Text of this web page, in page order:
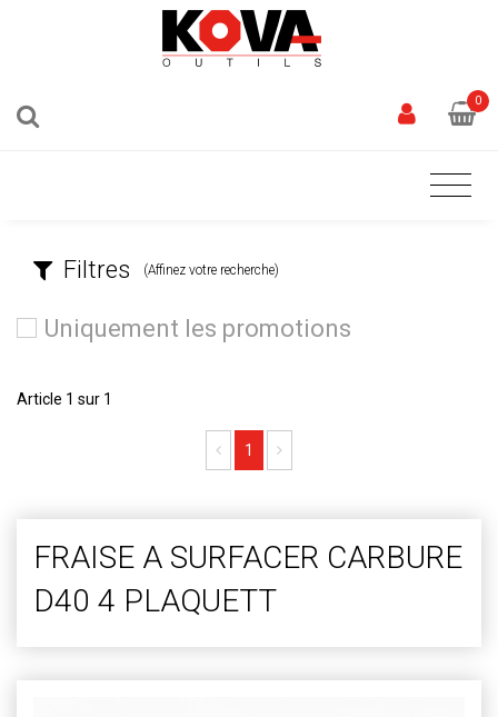
0
Filtres (Affinez votre recherche)
Uniquement les promotions
Article 1 sur 1
Previous
1
FRAISE A SURFACER CARBURE
D40 4 PLAQUETT